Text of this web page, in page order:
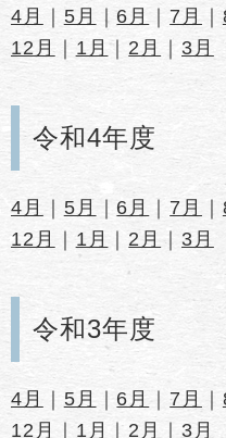
4月 ｜ 5月 ｜ 6月 ｜7月 ｜
12月 ｜ 1月 ｜ 2月 ｜3月
令和4年度
4月 ｜ 5月 ｜ 6月 ｜7月 ｜
12月
｜ 1月 ｜ 2月 ｜ 3月
令和3年度
4月 ｜ 5月 ｜ 6月 ｜ 7月 ｜
12月
｜ 1月 ｜ 2月 ｜3月